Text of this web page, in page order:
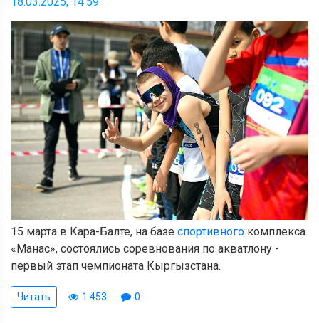
15 марта в Кара-Балте, на базе спортивного комплекса
«Манас», состоялись соревнования по акватлону -
первый этап чемпионата Кыргызстана.
Читать 1 453 0